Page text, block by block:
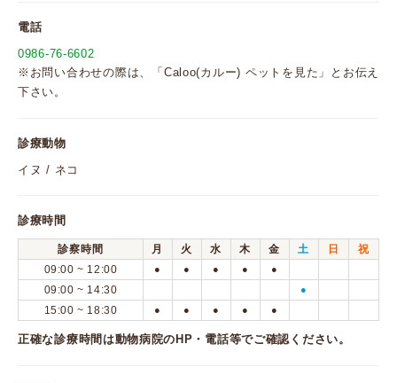
電話
0986-76-6602
※お問い合わせの際は、「Caloo(カルー) ペットを見た」とお伝え
下さい。
診療動物
イヌ / ネコ
診療時間
診察時間 月 火 水 木 金 土 日
祝
09:00 ~ 12:00
● ● ● ● ●
09:00 ~ 14:30 ●
15:00 ~ 18:30 ● ● ● ● ●
正確な診療時間は動物病院のHP・電話等でご確認ください。